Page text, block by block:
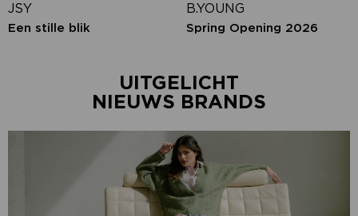
JSY
Een stille blik
B.YOUNG
Spring Opening 2026
UITGELICHT
NIEUWS BRANDS